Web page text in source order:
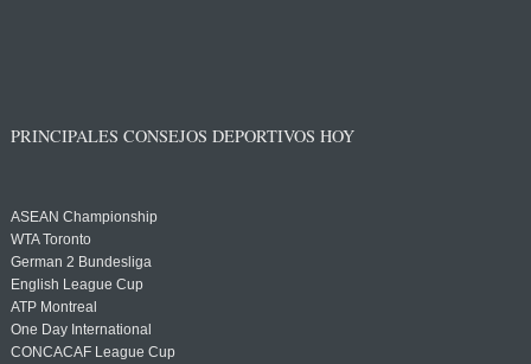
PRINCIPALES CONSEJOS DEPORTIVOS HOY
ASEAN Championship
WTA Toronto
German 2 Bundesliga
English League Cup
ATP Montreal
One Day International
CONCACAF League Cup